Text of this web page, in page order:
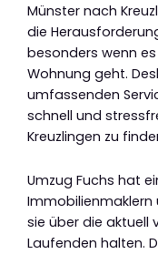
Münster nach
die
besonders wenn
Wohnung geht.
umfassenden
schnell und
Kreuzlingen zu
Umzug Fuchs hat
Immobilienmaklern
sie über die aktuell
Laufenden halten.